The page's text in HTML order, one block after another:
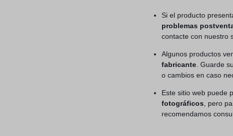
Si el producto
problemas
contacte con nuestro
Algunos productos
fabricante. Guarde
o cambios en caso
Este sitio web puede
fotográficos, pero
recomendamos